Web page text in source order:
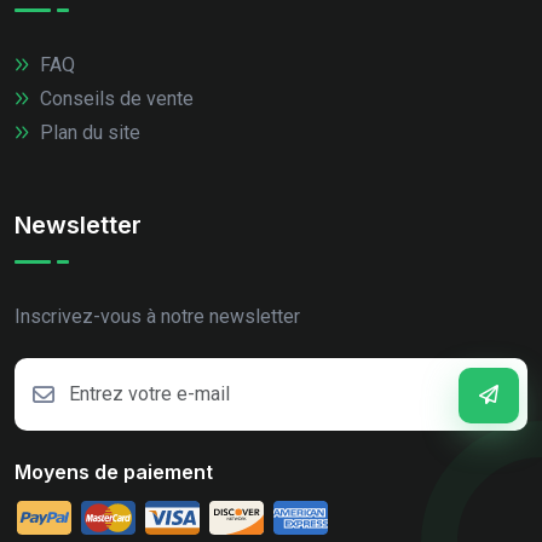
FAQ
Conseils de vente
Plan du site
Newsletter
Inscrivez-vous à notre newsletter
Moyens de paiement